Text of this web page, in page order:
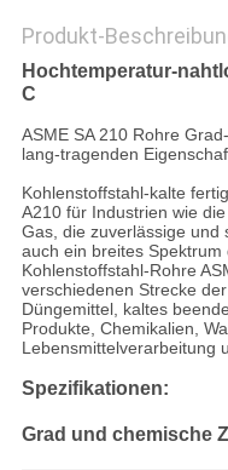
Produkt-
Hochtemperatur-
C
ASME SA 210 Rohre
lang-tragenden
Kohlenstoffstahl-kalte
A210 für Industrien wie
Gas, die zuverlässige und
auch ein breites
Kohlenstoffstahl-Rohre
verschiedenen Strecke
Düngemittel, kaltes
Produkte, Chemikalien,
Lebensmittelverarbeitung
Spezifikationen:
Grad und chemische